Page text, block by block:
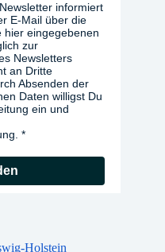
informiert
E-Mail über die
hier eingegebenen
zur
Newsletters
an Dritte
Absenden der
Daten willigst Du
ein und
Holstein